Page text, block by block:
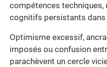
compétences techniques,
cognitifs persistants dans
Optimisme excessif,
imposés ou confusion
parachèvent un cercle